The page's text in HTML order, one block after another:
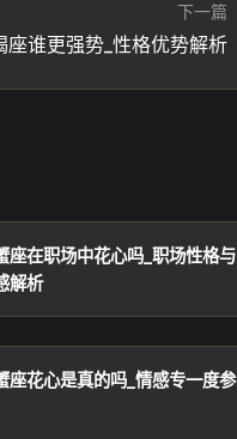
下一篇
座谁更强势_性格优势解析
座在职场中花心吗_职场性格与
解析
座花心是真的吗_情感专一度参